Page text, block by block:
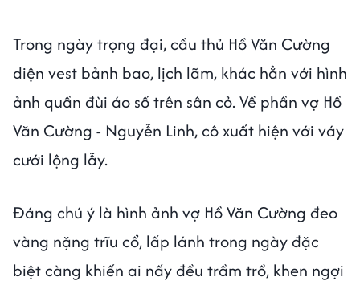
Trong ngày trọng đại, cầu thủ Hồ Văn Cường
diện vest bảnh bao, lịch lãm, khác hẳn với hình
ảnh quần đùi áo số trên sân cỏ. Về phần vợ Hồ
Văn Cường - Nguyễn Linh, cô xuất hiện với váy
cưới lộng lẫy.
Đáng chú ý là hình ảnh vợ Hồ Văn Cường đeo
vàng nặng trĩu cổ, lấp lánh trong ngày đặc
biệt càng khiến ai nấy đều trầm trồ, khen ngợi